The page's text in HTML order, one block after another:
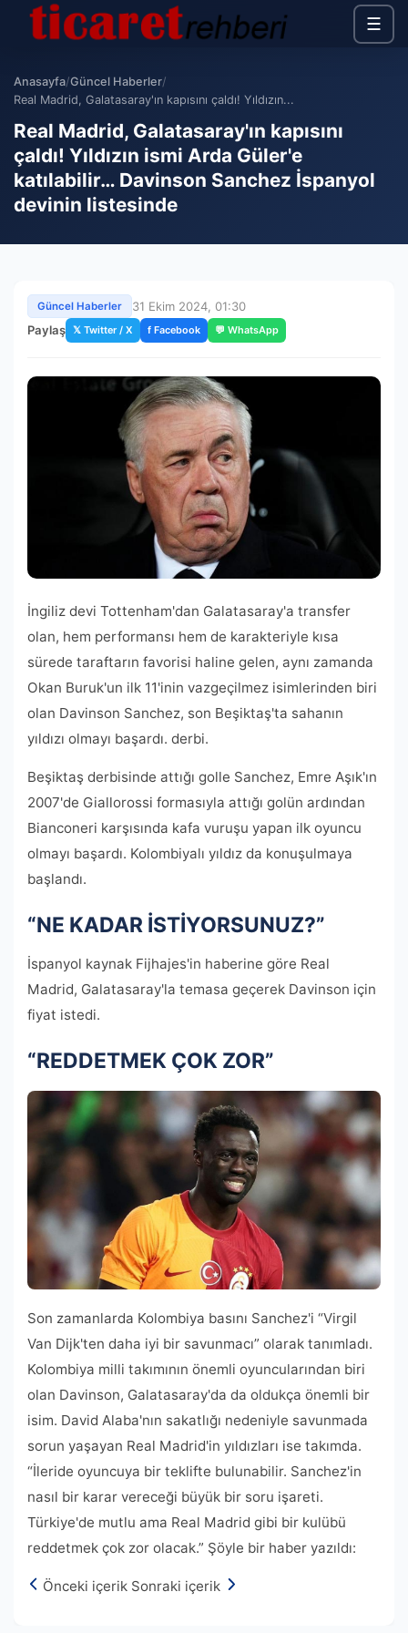
☰
Anasayfa/Güncel Haberler/
Real Madrid, Galatasaray'ın kapısını çaldı! Yıldızın...
Real Madrid, Galatasaray'ın kapısını
çaldı! Yıldızın ismi Arda Güler'e
katılabilir… Davinson Sanchez İspanyol
devinin listesinde
Güncel Haberler
31 Ekim 2024, 01:30
Paylaş 𝕏 Twitter / X f Facebook 💬 WhatsApp
İngiliz devi Tottenham'dan Galatasaray'a transfer
olan, hem performansı hem de karakteriyle kısa
sürede taraftarın favorisi haline gelen, aynı zamanda
Okan Buruk'un ilk 11'inin vazgeçilmez isimlerinden biri
olan Davinson Sanchez, son Beşiktaş'ta sahanın
yıldızı olmayı başardı. derbi.
Beşiktaş derbisinde attığı golle Sanchez, Emre Aşık'ın
2007'de Giallorossi formasıyla attığı golün ardından
Bianconeri karşısında kafa vuruşu yapan ilk oyuncu
olmayı başardı. Kolombiyalı yıldız da konuşulmaya
başlandı.
“NE KADAR İSTİYORSUNUZ?”
İspanyol kaynak Fijhajes'in haberine göre Real
Madrid, Galatasaray'la temasa geçerek Davinson için
fiyat istedi.
“REDDETMEK ÇOK ZOR”
Son zamanlarda Kolombiya basını Sanchez'i “Virgil
Van Dijk'ten daha iyi bir savunmacı” olarak tanımladı.
Kolombiya milli takımının önemli oyuncularından biri
olan Davinson, Galatasaray'da da oldukça önemli bir
isim. David Alaba'nın sakatlığı nedeniyle savunmada
sorun yaşayan Real Madrid'in yıldızları ise takımda.
“İleride oyuncuya bir teklifte bulunabilir. Sanchez'in
nasıl bir karar vereceği büyük bir soru işareti.
Türkiye'de mutlu ama Real Madrid gibi bir kulübü
reddetmek çok zor olacak.” Şöyle bir haber yazıldı:
Önceki içerik Sonraki içerik